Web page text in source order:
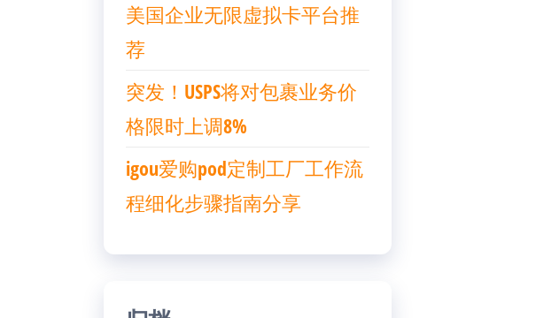
美国企业无限虚拟卡平台推
荐
突发！USPS将对包裹业务价
格限时上调8%
igou爱购pod定制工厂工作流
程细化步骤指南分享